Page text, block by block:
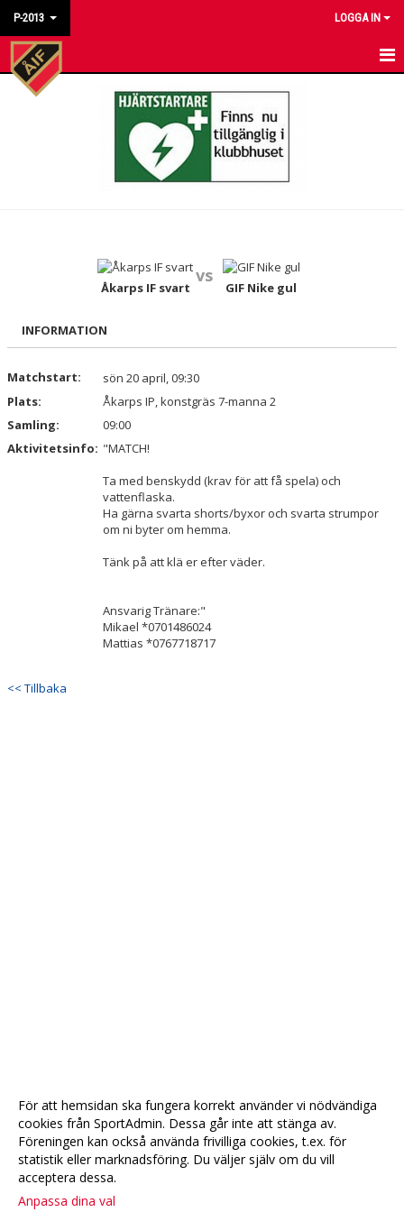
P-2013 LOGGA IN
HEM
DOKUMENT
Åkarps IF svart
vs
GIF Nike gul
INFORMATION
Matchstart:
sön 20 april, 09:30
Plats:
Åkarps IP, konstgräs 7-manna 2
Samling:
09:00
Aktivitetsinfo: "MATCH!
Ta med benskydd (krav för att få spela) och
vattenflaska.
Ha gärna svarta shorts/byxor och svarta strumpor
om ni byter om hemma.
Tänk på att klä er efter väder.
Ansvarig Tränare:"
Mikael *0701486024
Mattias *0767718717
<< Tillbaka
För att hemsidan ska fungera korrekt använder vi nödvändiga
cookies från SportAdmin. Dessa går inte att stänga av.
Föreningen kan också använda frivilliga cookies, t.ex. för
statistik eller marknadsföring. Du väljer själv om du vill
acceptera dessa.
Anpassa dina val